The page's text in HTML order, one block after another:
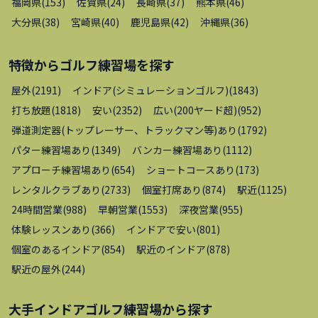
大分県(38) 宮崎県(40) 鹿児島県(42) 沖縄県(36)
特徴からゴルフ練習場を探す
屋外(2191 ) インドア(シミュレーションゴルフ)(1843)
打ち放題(1818) 安い(2352) 広い(200ヤード超)(952)
弾道測定器(トップレーサー、トラックマン等)あり (1792)
パター練習場あり (1349) バンカー練習場あり (1112)
アプローチ練習場あり (654) ショートコースあり (173)
レンタルクラブあり (2733) 個室打席あり (874) 駅近(1125)
24時間営業(988) 早朝営業(1553) 深夜営業(955)
体験レッスンあり (366) インドアで安い(801 )
個室のあるインドア(854) 駅近のインドア(878)
駅近の屋外(244)
大手インドアゴルフ練習場から探す